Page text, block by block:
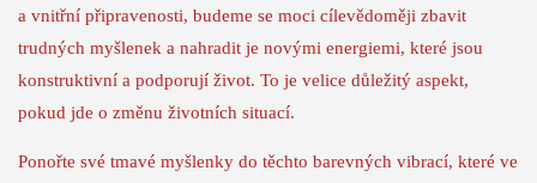
a vnitřní připravenosti, budeme se moci cílevědoměji zbavit
trudných myšlenek a nahradit je novými energiemi, které jsou
konstruktivní a podporují život. To je velice důležitý aspekt,
pokud jde o změnu životních situací.
Ponořte své tmavé myšlenky do těchto barevných vibrací, které ve